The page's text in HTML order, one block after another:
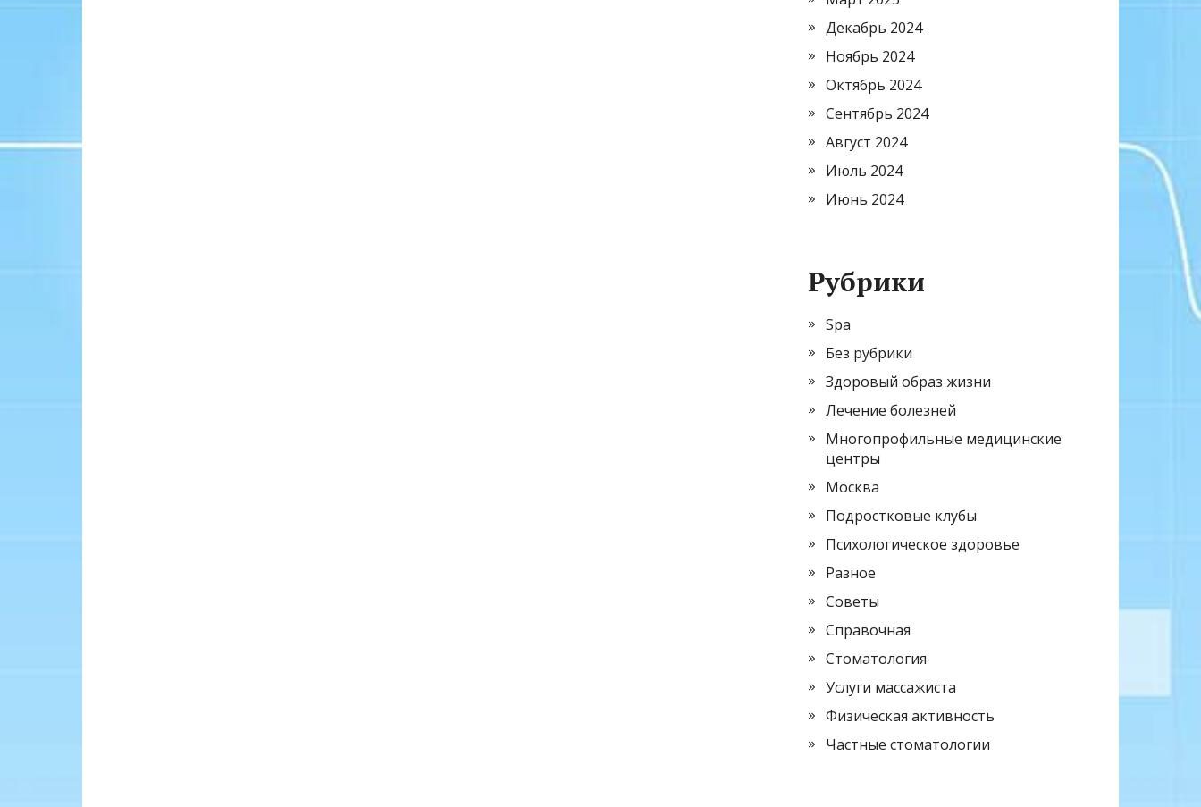
Декабрь 2024
Ноябрь 2024
Октябрь 2024
Сентябрь 2024
Август 2024
Июль 2024
Июнь 2024
Рубрики
Spa
Без рубрики
Здоровый образ жизни
Лечение болезней
Многопрофильные медицинские
центры
Москва
Подростковые клубы
Психологическое здоровье
Разное
Советы
Справочная
Стоматология
Услуги массажиста
Физическая активность
Частные стоматологии